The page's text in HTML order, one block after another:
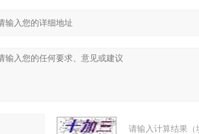
请输入计算结果（